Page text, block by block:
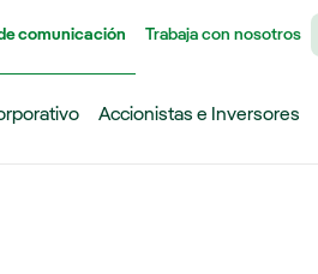
comunicación Trabaja con nosotros
Accionistas e Inversores